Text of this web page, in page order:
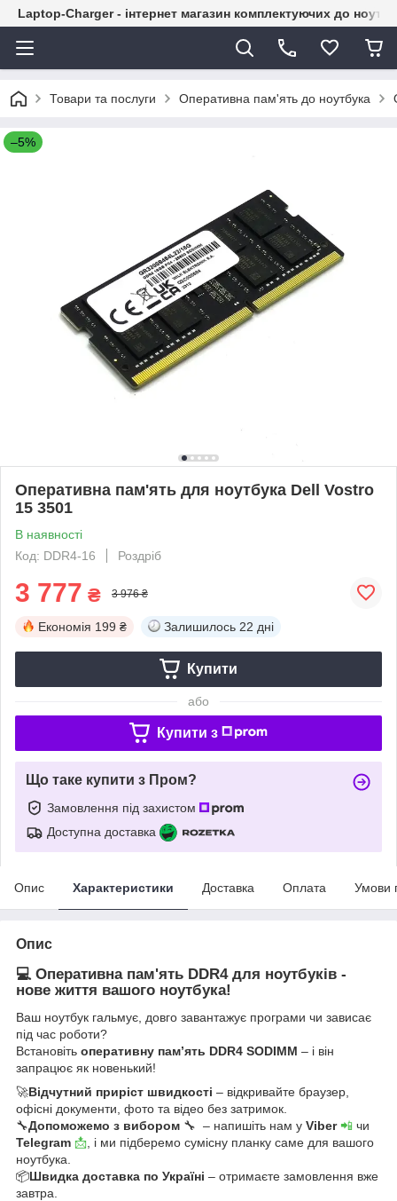
Laptop-Charger - інтернет магазин комплектуючих до
Товари та послуги Оперативна пам'ять до ноутбука
–5%
Оперативна пам'ять для ноутбука Dell Vostro
15 3501
В наявності
Код: DDR4-16
Роздріб
3 777 ₴ 3 976 ₴
Економія 199 ₴ Залишилось 22 дні
Купити
або
Купити з
Що таке купити з Пром?
Замовлення під захистом
Доступна доставка
Опис Характеристики Доставка Оплата Умови
Опис
💻 Оперативна пам'ять DDR4 для ноутбуків -
нове життя вашого ноутбука!
Ваш ноутбук гальмує, довго завантажує програми чи зависає
під час роботи?
Встановіть оперативну пам’ять DDR4 SODIMM – і він
запрацює як новенький!
🚀Відчутний приріст швидкості – відкривайте браузер,
офісні документи, фото та відео без затримок.
🔧Допоможемо з вибором 🔧 – напишіть нам у Viber📲 чи
Telegram 📩 , і ми підберемо сумісну планку саме для вашого
ноутбука.
📦Швидка доставка по Україні – отримаєте замовлення вже
завтра.